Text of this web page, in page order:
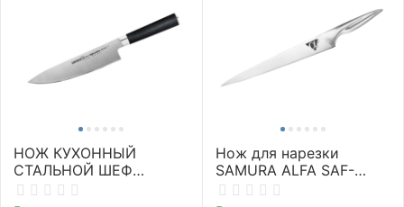
НОЖ КУХОННЫЙ
СТАЛЬНОЙ ШЕФ
SAMURA MO-V SM-
Нож для нарезки
SAMURA ALFA SAF-
0045/Y